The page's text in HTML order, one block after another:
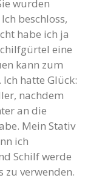
wurden
beschloss,
habe ich ja
eine
kann zum
hatte Glück:
nachdem
an die
Mein Stativ
ich
Schilf werde
zu verwenden.